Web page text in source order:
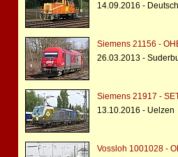
14.09.2016 -
Siemens 21156 -
26.03.2013 -
Siemens 21917 -
13.10.2016 - Uelzen
Vossloh 1001028 -